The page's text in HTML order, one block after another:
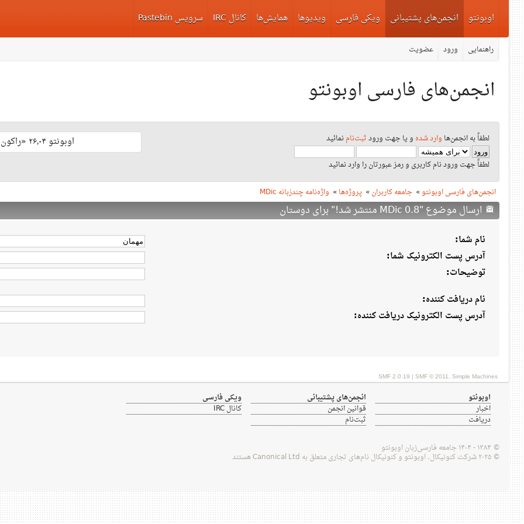
اوبونتو انجمن‌های پشتیبانی
راهنمایی ورود عضویت
ویکی فارسی ویدیوها همایش‌ها کانال IRC سرویس Pastebin
انجمن‌های فارسی اوبونتو
لطفاً به انجمن‌ها وارد شده و یا جهت ورودثبت‌نامنمائید
لطفاً جهت ورود نام کاربری و رمز عبورتان را وارد نمائید
اوبونتو ۲۶٫۰۴ «راکون ثابت‌قدم» با پشتیبانی بلند مدّت منتشر شد 🎊
انجمن‌های فارسی اوبونتو» جامعه کاربران» پروژه‌ها» واژه‌نامه چندزبانه MDic
ارسال موضوع "MDic 0.8 منتشر شد!" برای دوستان
نام شما:
آدرس پست الکترونیک شما:
توضیحات:
نام دریافت کننده:
آدرس پست الکترونیک دریافت کننده:
SMF 2.0.19 SMF © 2011, Simple Machines
اوبونتو
اخبار
دریافت
انجمن‌های پشتیبانی
قوانین انجمن
ثبت‌نام
ویکی فارسی
کانال IRC
© ۱۳۸۴ - ۱۴۰۴ جامعه فارسی‌زبان اوبونتو
© ۲۰۲۵ شرکت کنونیکال. اوبونتو و کنونیکال نام‌های تجاری متعلق به Canonical Ltd هستند